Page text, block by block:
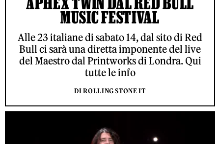
MUSIC FESTIVAL
Alle 23 italiane di sabato 14, dal sito di Red
Bull ci sarà una diretta imponente del live
del Maestro dal Printworks di Londra. Qui
tutte le info
DI ROLLING STONE IT